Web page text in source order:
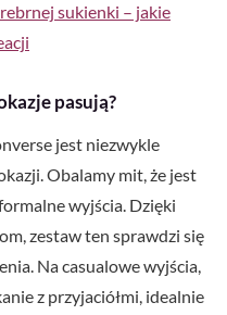
sukienki – jakie
pasują?
jest niezwykle
Obalamy mit, że jest
wyjścia. Dzięki
zestaw ten sprawdzi się
Na casualowe wyjścia,
z przyjaciółmi, idealnie